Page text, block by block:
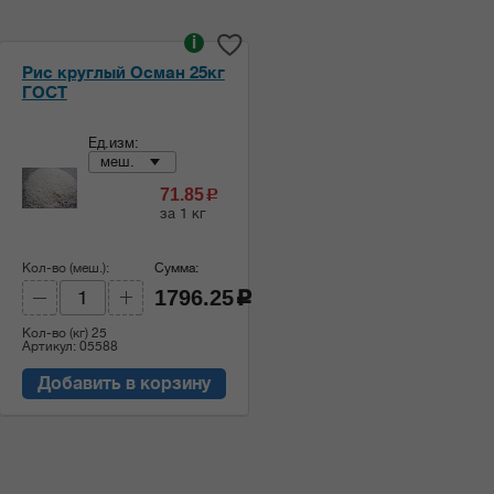
Рис круглый Осман 25кг
ГОСТ
i
Ед.изм:
меш.
71.85c
за 1 кг
Кол-во (меш.):
Кол-во (кг) 25
Артикул: 05588
Сумма:
1796.25c
Добавить в корзину